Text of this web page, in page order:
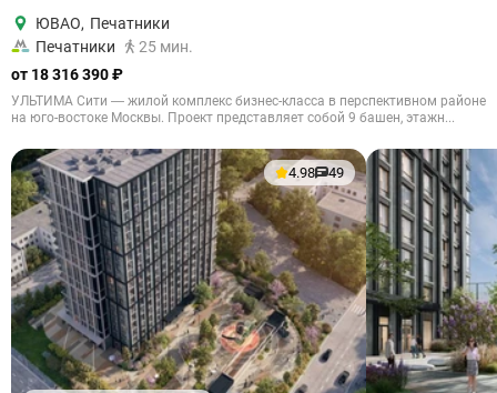
ЮВАО, Печатники
Печатники
25 мин.
от 18 316 390 ₽
УЛЬТИМА Сити — жилой комплекс бизнес-класса в перспективном районе
на юго-востоке Москвы. Проект представляет собой 9 башен, этажн...
4.98 49